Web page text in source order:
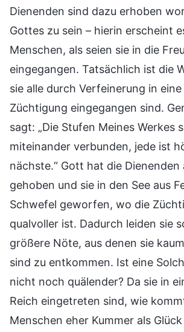
Dienenden sind dazu erhoben
Gottes zu sein – hierin erscheint
Menschen, als seien sie in die
eingegangen. Tatsächlich ist die
sie alle durch Verfeinerung in
Züchtigung eingegangen sind.
sagt: „Die Stufen Meines Werkes
miteinander verbunden, jede ist
nächste.“ Gott hat die Dienenden
gehoben und sie in den See aus
Schwefel geworfen, wo die
qualvoller ist. Dadurch leiden sie
größere Nöte, aus denen sie
sind zu entkommen. Ist eine
nicht noch quälender? Da sie in
Reich eingetreten sind, wie
Menschen eher Kummer als